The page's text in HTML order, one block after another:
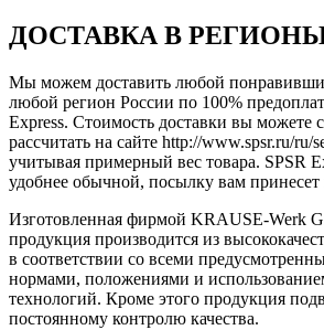
ДОСТАВКА В
Мы можем доставить любой
любой регион России по 100%
Express. Стоимость доставки вы можете
рассчитать на сайте http://www.spsr.ru/ru/
учитывая примерный вес товара. SPSR
удобнее обычной, посылку вам
Изготовленная фирмой KRAUSE-Werk
продукция производится из
в соответствии со всеми
нормами, положениями и
технологий. Кроме этого продукция
постоянному контролю качества.